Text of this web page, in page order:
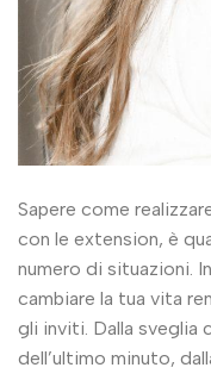
Sapere come
con le extension, è
numero di situazioni.
cambiare la tua vita
gli inviti. Dalla sveglia
dell’ultimo minuto,